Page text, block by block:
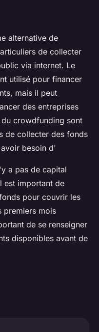
alternative de
de collecter
via internet. Le
utilisé pour financer
mais il peut
des entreprises
crowdfunding sont
de collecter des fonds
besoin d'
a pas de capital
est important de
pour couvrir les
premiers mois
de se renseigner
disponibles avant de